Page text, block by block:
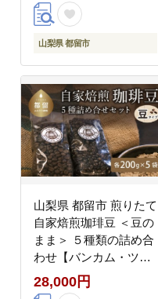
山梨県 都留市
山梨県 都留市 煎りたて
自家焙煎珈琲豆 ＜豆の
まま＞ ５種類の詰め合
わせ【バンカム・ツ
ル】｜煎りたて コーヒ
ー 直送 老舗 本格派 喫
28,000円